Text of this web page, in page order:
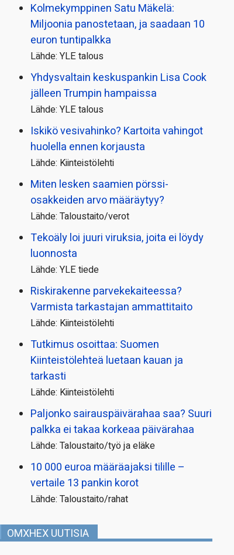
Kolmekymppinen Satu Mäkelä:
Miljoonia panostetaan, ja saadaan 10
euron tuntipalkka
Lähde: YLE talous
Yhdysvaltain keskuspankin Lisa Cook
jälleen Trumpin hampaissa
Lähde: YLE talous
Iskikö vesivahinko? Kartoita vahingot
huolella ennen korjausta
Lähde: Kiinteistölehti
Miten lesken saamien pörssi­
osakkeiden arvo määräytyy?
Lähde: Taloustaito/verot
Tekoäly loi juuri viruksia, joita ei löydy
luonnosta
Lähde: YLE tiede
Riskirakenne parvekekaiteessa?
Varmista tarkastajan ammattitaito
Lähde: Kiinteistölehti
Tutkimus osoittaa: Suomen
Kiinteistölehteä luetaan kauan ja
tarkasti
Lähde: Kiinteistölehti
Paljonko sairauspäivä­rahaa saa? Suuri
palkka ei takaa korkeaa päivärahaa
Lähde: Taloustaito/työ ja eläke
10 000 euroa määräajaksi tilille –
vertaile 13 pankin korot
Lähde: Taloustaito/rahat
OMXHEX UUTISIA